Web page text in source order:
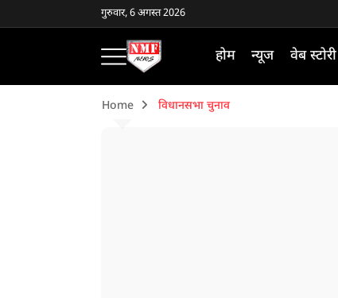
गुरुवार, 6 अगस्त 2026
होम न्यूज वेब स्टोरी
Home विधानसभा चुनाव